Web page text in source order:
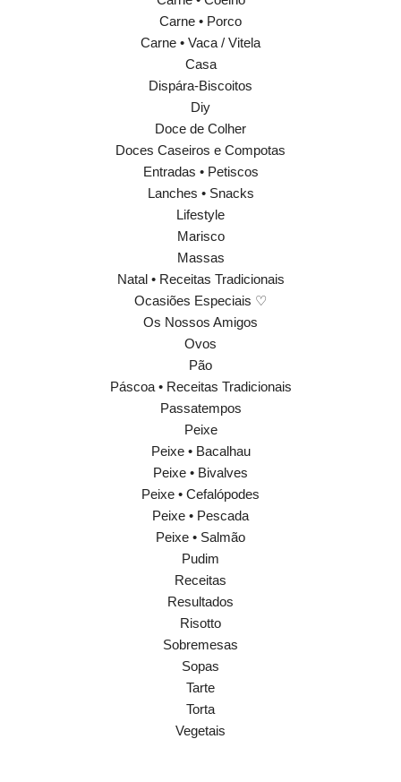
Carne • Porco
Carne • Vaca / Vitela
Casa
Dispára-Biscoitos
Diy
Doce de Colher
Doces Caseiros e Compotas
Entradas • Petiscos
Lanches • Snacks
Lifestyle
Marisco
Massas
Natal • Receitas Tradicionais
Ocasiões Especiais ♡
Os Nossos Amigos
Ovos
Pão
Páscoa • Receitas Tradicionais
Passatempos
Peixe
Peixe • Bacalhau
Peixe • Bivalves
Peixe • Cefalópodes
Peixe • Pescada
Peixe • Salmão
Pudim
Receitas
Resultados
Risotto
Sobremesas
Sopas
Tarte
Torta
Vegetais